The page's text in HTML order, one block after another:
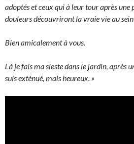
adoptés et ceux qui à leur tour après une
douleurs découvriront la vraie vie au
Bien amicalement à vous.
Là je fais ma sieste dans le jardin, après
suis exténué, mais heureux. »